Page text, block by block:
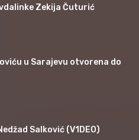
Zekija Čuturić
u Sarajevu otvorena do
Salković (V1DEO)